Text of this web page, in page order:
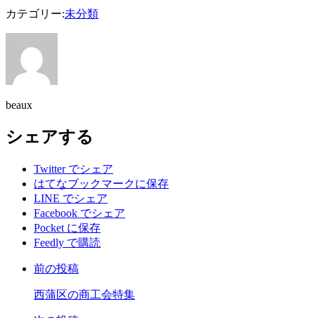
カテゴリー:未分類
beaux
シェアする
Twitter でシェア
はてなブックマークに保存
LINE でシェア
Facebook でシェア
Pocket に保存
Feedly で購読
前の投稿
西蒲区の商工会特集